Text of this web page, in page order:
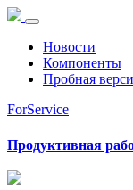
Новости
Компоненты
Пробная
ForService
Продуктивная